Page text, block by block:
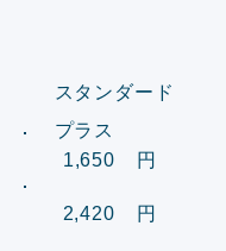
スタンダード
プラス
2,420 円
1,650 円